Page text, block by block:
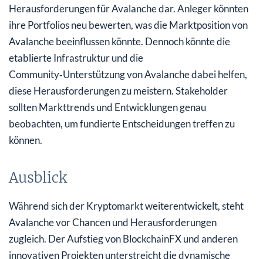
Herausforderungen für Avalanche dar. Anleger könnten
ihre Portfolios neu bewerten, was die Marktposition von
Avalanche beeinflussen könnte. Dennoch könnte die
etablierte Infrastruktur und die
Community‑Unterstützung von Avalanche dabei helfen,
diese Herausforderungen zu meistern. Stakeholder
sollten Markttrends und Entwicklungen genau
beobachten, um fundierte Entscheidungen treffen zu
können.
Ausblick
Während sich der Kryptomarkt weiterentwickelt, steht
Avalanche vor Chancen und Herausforderungen
zugleich. Der Aufstieg von BlockchainFX und anderen
innovativen Projekten unterstreicht die dynamische